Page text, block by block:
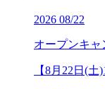
2026 08/22
オープンキャ
【8月22日(